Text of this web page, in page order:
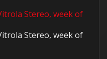
Stereo, week of
Stereo, week of